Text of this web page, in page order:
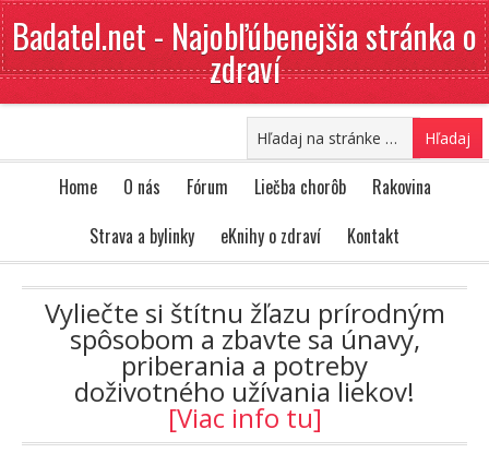
Badatel.net - Najobľúbenejšia stránka o
zdraví
Home O nás Fórum Liečba chorôb
Rakovina
Strava a bylinky
eKnihy o zdraví Kontakt
Vyliečte si štítnu žľazu prírodným
spôsobom a zbavte sa únavy,
priberania a potreby
doživotného užívania liekov!
[Viac info tu]